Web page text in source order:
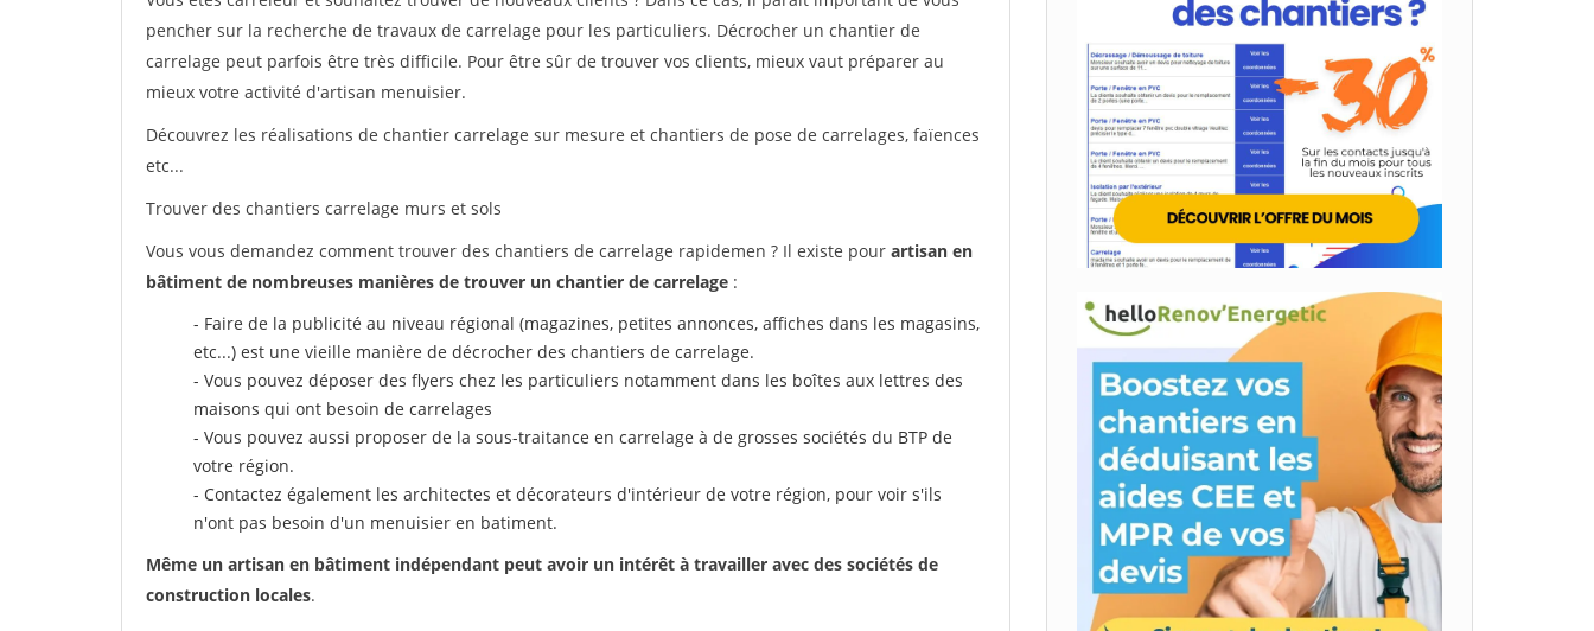
pencher sur la recherche de travaux de carrelage pour les particuliers. Décrocher un chantier de
carrelage peut parfois être très difficile. Pour être sûr de trouver vos clients, mieux vaut préparer au
mieux votre activité d'artisan menuisier.
Découvrez les réalisations de chantier carrelage sur mesure et chantiers de pose de carrelages, faïences
etc...
Trouver des chantiers carrelage murs et sols
Vous vous demandez comment trouver des chantiers de carrelage rapidemen ? Il existe pour artisan en
bâtiment de nombreuses manières de trouver un chantier de carrelage :
- Faire de la publicité au niveau régional (magazines, petites annonces, affiches dans les magasins,
etc...) est une vieille manière de décrocher des chantiers de carrelage.
- Vous pouvez déposer des flyers chez les particuliers notamment dans les boîtes aux lettres des
maisons qui ont besoin de carrelages
- Vous pouvez aussi proposer de la sous-traitance en carrelage à de grosses sociétés du BTP de
votre région.
- Contactez également les architectes et décorateurs d'intérieur de votre région, pour voir s'ils
n'ont pas besoin d'un menuisier en batiment.
Même un artisan en bâtiment indépendant peut avoir un intérêt à travailler avec des sociétés de
construction locales.